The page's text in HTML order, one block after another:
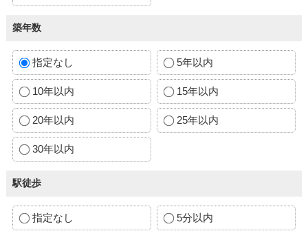
築年数
指定なし 5年以内
10年以内 15年以内
20年以内 25年以内
30年以内
駅徒歩
指定なし 5分以内